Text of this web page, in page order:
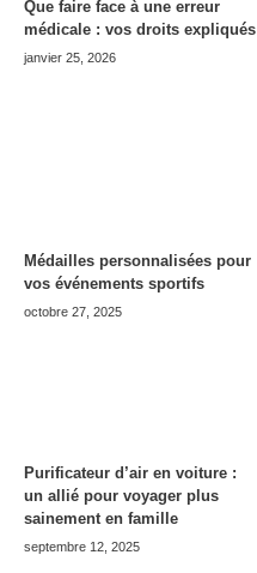
Que faire face à une erreur
médicale : vos droits expliqués
janvier 25, 2026
Médailles personnalisées pour
vos événements sportifs
octobre 27, 2025
Purificateur d’air en voiture :
un allié pour voyager plus
sainement en famille
septembre 12, 2025